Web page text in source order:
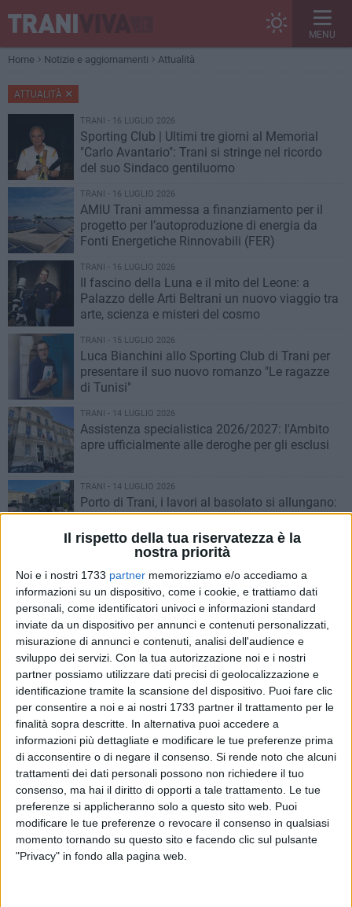
Il rispetto della tua riservatezza è la
nostra priorità
Noi e i nostri 1733 partner memorizziamo e/o accediamo a
informazioni su un dispositivo, come i cookie, e trattiamo dati
personali, come identificatori univoci e informazioni standard
inviate da un dispositivo per annunci e contenuti personalizzati,
misurazione di annunci e contenuti, analisi dell'audience e
sviluppo dei servizi. Con la tua autorizzazione noi e i nostri
partner possiamo utilizzare dati precisi di geolocalizzazione e
identificazione tramite la scansione del dispositivo. Puoi fare clic
per consentire a noi e ai nostri 1733 partner il trattamento per le
finalità sopra descritte. In alternativa puoi accedere a
informazioni più dettagliate e modificare le tue preferenze prima
di acconsentire o di negare il consenso. Si rende noto che alcuni
trattamenti dei dati personali possono non richiedere il tuo
consenso, ma hai il diritto di opporti a tale trattamento. Le tue
preferenze si applicheranno solo a questo sito web. Puoi
modificare le tue preferenze o revocare il consenso in qualsiasi
momento tornando su questo sito e facendo clic sul pulsante
"Privacy" in fondo alla pagina web.
MENU
Home Notizie e aggiornamenti Attualità
ATTUALITÀ
TRANI - 16 LUGLIO 2026
Sporting Club | Ultimi tre giorni al Memorial
"Carlo Avantario": Trani si stringe nel ricordo
del suo Sindaco gentiluomo
TRANI - 16 LUGLIO 2026
AMIU Trani ammessa a finanziamento per il
progetto per l’autoproduzione di energia da
Fonti Energetiche Rinnovabili (FER)
TRANI - 16 LUGLIO 2026
Il fascino della Luna e il mito del Leone: a
Palazzo delle Arti Beltrani un nuovo viaggio tra
arte, scienza e misteri del cosmo
TRANI - 15 LUGLIO 2026
Luca Bianchini allo Sporting Club di Trani per
presentare il suo nuovo romanzo "Le ragazze
di Tunisi"
TRANI - 14 LUGLIO 2026
Assistenza specialistica 2026/2027: l'Ambito
apre ufficialmente alle deroghe per gli esclusi
TRANI - 14 LUGLIO 2026
Porto di Trani, i lavori al basolato si allungano:
prorogato fino all'8 agosto il cantiere su Via
Statuti Marittimi
TRANI - 14 LUGLIO 2026
A Trani il caro ombrellone divide, ma c’è chi
sceglie l’accoglienza: lettini gratis al “Vecchio e
il mare”
TRANI - 14 LUGLIO 2026
Trani, aperture straordinarie al Dormitorio
“Mons. Pichierri” per fronteggiare l’emergenza
caldo
TRANI - 13 LUGLIO 2026
A Trani "La Notte dei Figli delle Stelle", una
partita per ricordare Saverio Lomolino
TRANI - 13 LUGLIO 2026
Trani nella maxi‑operazione antimafia sul
riciclaggio tramite sale giochi: sequestrata una
sala Millionaire
TRANI - 12 LUGLIO 2026